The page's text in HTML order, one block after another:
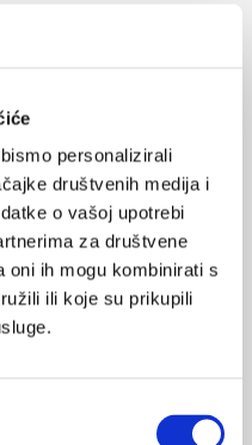
personalizirali
društvenih medija i
o vašoj upotrebi
za društvene
oni ih mogu kombinirati s
ili koje su prikupili
bolesti
raka dojke
standardizaciji
pojedinog